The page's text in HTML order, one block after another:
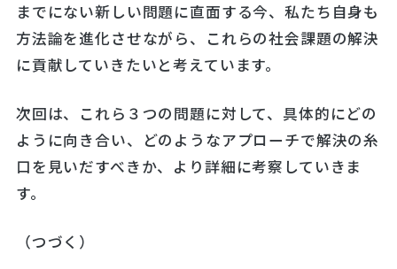
までにない新しい問題に直面する今、私たち自身も
方法論を進化させながら、これらの社会課題の解決
に貢献していきたいと考えています。
次回は、これら３つの問題に対して、具体的にどの
ように向き合い、どのようなアプローチで解決の糸
口を見いだすべきか、より詳細に考察していきま
す。
（つづく）